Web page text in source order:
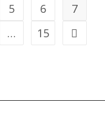
5 6
7
… 15